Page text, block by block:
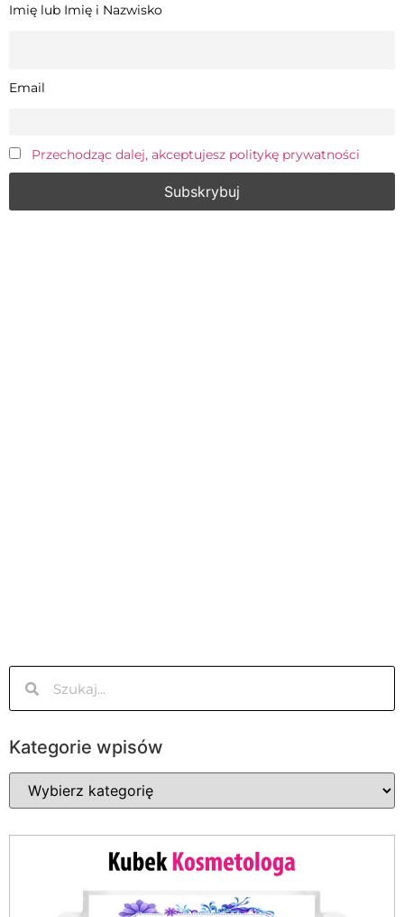
Imię lub Imię i Nazwisko
Email
Przechodząc dalej, akceptujesz politykę prywatności
Kategorie wpisów